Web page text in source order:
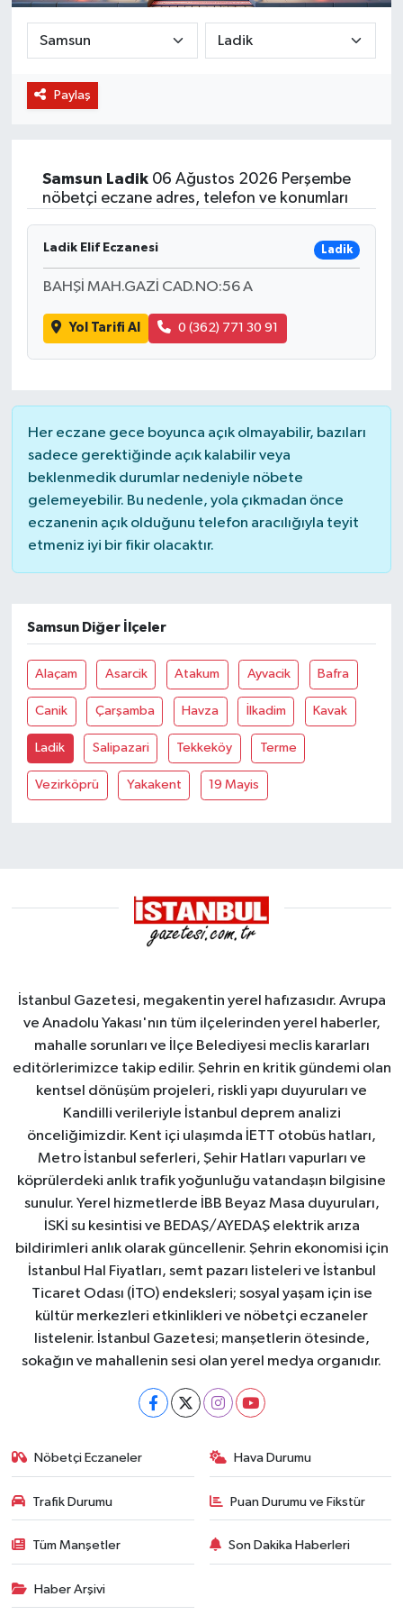
Paylaş
Samsun Ladik06 Ağustos 2026 Perşembe
nöbetçi eczane adres, telefon ve konumları
Ladik Elif Eczanesi Ladik
BAHŞİ MAH.GAZİ CAD.NO:56 A
Yol Tarifi Al 0 (362) 771 30 91
Her eczane gece boyunca açık olmayabilir, bazıları
sadece gerektiğinde açık kalabilir veya
beklenmedik durumlar nedeniyle nöbete
gelemeyebilir. Bu nedenle, yola çıkmadan önce
eczanenin açık olduğunu telefon aracılığıyla teyit
etmeniz iyi bir fikir olacaktır.
Samsun Diğer İlçeler
Alaçam Asarcik Atakum Ayvacik Bafra
Canik Çarşamba Havza İlkadim Kavak
Ladik Salipazari Tekkeköy Terme
Vezirköprü Yakakent 19 Mayis
İstanbul Gazetesi, megakentin yerel hafızasıdır. Avrupa
ve Anadolu Yakası'nın tüm ilçelerinden yerel haberler,
mahalle sorunları ve İlçe Belediyesi meclis kararları
editörlerimizce takip edilir. Şehrin en kritik gündemi olan
kentsel dönüşüm projeleri, riskli yapı duyuruları ve
Kandilli verileriyle İstanbul deprem analizi
önceliğimizdir. Kent içi ulaşımda İETT otobüs hatları,
Metro İstanbul seferleri, Şehir Hatları vapurları ve
köprülerdeki anlık trafik yoğunluğu vatandaşın bilgisine
sunulur. Yerel hizmetlerde İBB Beyaz Masa duyuruları,
İSKİ su kesintisi ve BEDAŞ/AYEDAŞ elektrik arıza
bildirimleri anlık olarak güncellenir. Şehrin ekonomisi için
İstanbul Hal Fiyatları, semt pazarı listeleri ve İstanbul
Ticaret Odası (İTO) endeksleri; sosyal yaşam için ise
kültür merkezleri etkinlikleri ve nöbetçi eczaneler
listelenir. İstanbul Gazetesi; manşetlerin ötesinde,
sokağın ve mahallenin sesi olan yerel medya organıdır.
Nöbetçi Eczaneler Hava Durumu
Trafik Durumu Puan Durumu ve Fikstür
Tüm Manşetler Son Dakika Haberleri
Haber Arşivi